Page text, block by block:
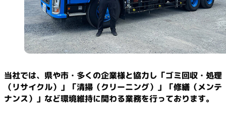
当社では、県や市・多くの企業様と協力し「ゴミ回収・処理
（リサイクル）」「清掃（クリーニング）」「修繕（メンテ
ナンス）」など環境維持に関わる業務を行っております。